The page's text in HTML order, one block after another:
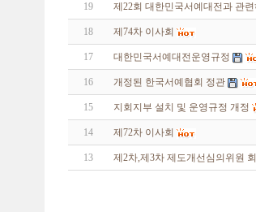
19 제22회 대한민국서예대전과 관
18 제74차 이사회
17 대한민국서예대전운영규정
16 개정된 한국서예협회 정관
15 지회지부 설치 및 운영규정 개정
14 제72차 이사회
13 제2차,제3차 제도개선심의위원